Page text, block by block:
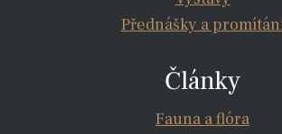
Přednášky a
Články
Fauna a flóra